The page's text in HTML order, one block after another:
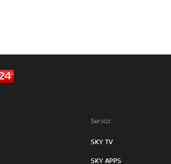
Servizi:
SKY TV
SKY APPS